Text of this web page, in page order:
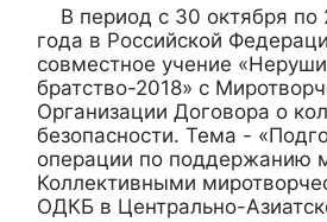
В период с 30 октября по
года в Российской
совместное учение
братство-2018» с
Организации Договора о
безопасности. Тема -
операции по поддержанию
Коллективными
ОДКБ в Центрально-